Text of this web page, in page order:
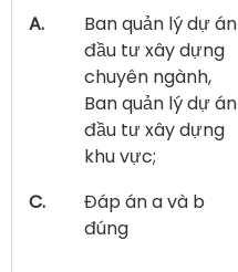
A.
Ban quản lý dự án
đầu tư xây dựng
chuyên ngành,
Ban quản lý dự án
đầu tư xây dựng
khu vực;
C.
Đáp án a và b
đúng